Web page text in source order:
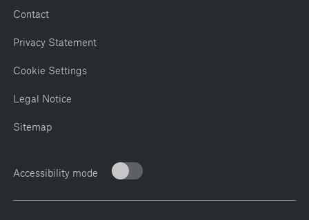
Contact
Privacy Statement
Cookie Settings
Legal Notice
Sitemap
Accessibility mode